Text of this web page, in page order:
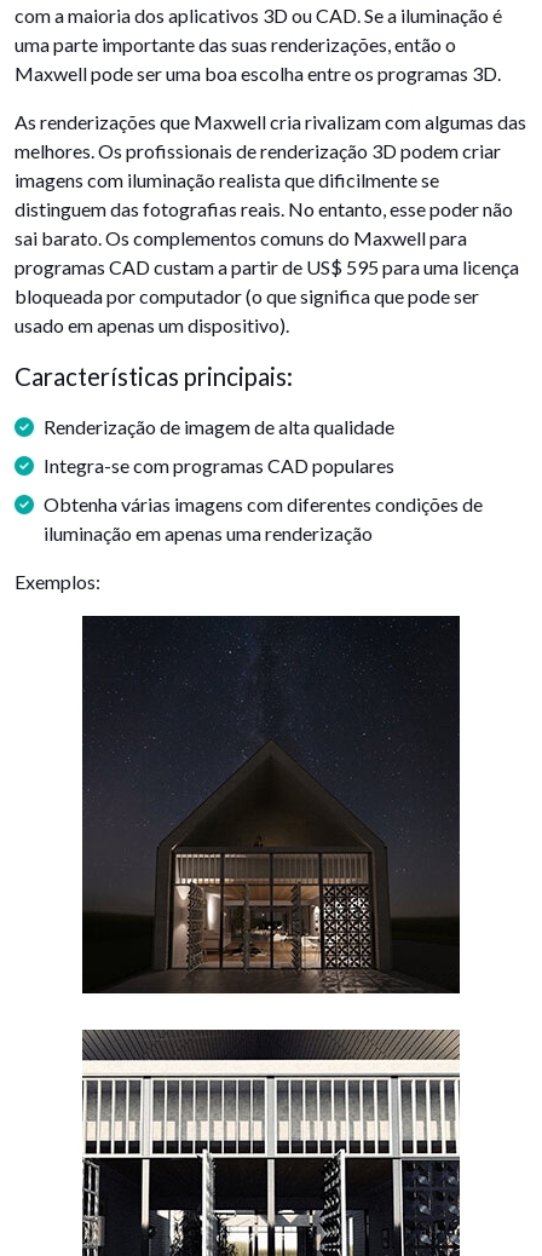
com a maioria dos aplicativos 3D ou CAD. Se a iluminação é
uma parte importante das suas renderizações, então o
Maxwell pode ser uma boa escolha entre os programas 3D.
As renderizações que Maxwell cria rivalizam com algumas das
melhores. Os profissionais de renderização 3D podem criar
imagens com iluminação realista que dificilmente se
distinguem das fotografias reais. No entanto, esse poder não
sai barato. Os complementos comuns do Maxwell para
programas CAD custam a partir de US$ 595 para uma licença
bloqueada por computador (o que significa que pode ser
usado em apenas um dispositivo).
Características principais:
Renderização de imagem de alta qualidade
Integra-se com programas CAD populares
Obtenha várias imagens com diferentes condições de
iluminação em apenas uma renderização
Exemplos: